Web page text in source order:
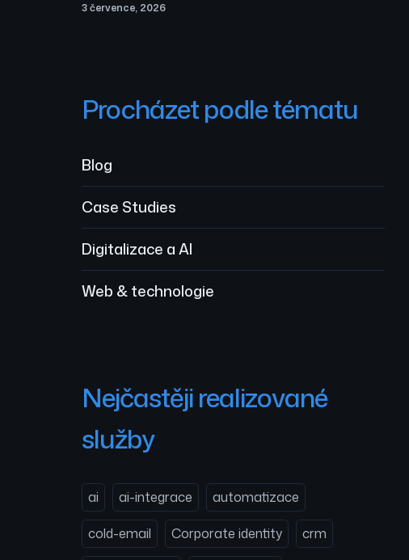
3 července, 2026
Procházet podle tématu
Blog
Case Studies
Digitalizace a AI
Web & technologie
Nejčastěji realizované
služby
ai ai-integrace automatizace
cold-email Corporate identity crm